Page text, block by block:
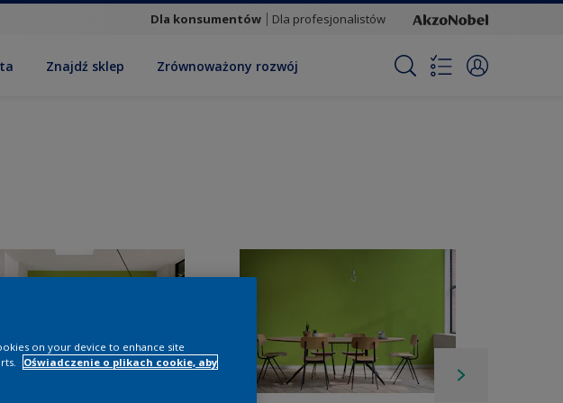
Dla konsumentów Dla profesjonalistów
Znajdź sklep Zrównoważony rozwój
on your device to enhance site
Oświadczenie o plikach cookie, aby